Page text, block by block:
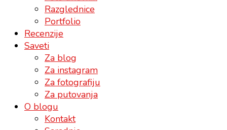
Razglednice
Portfolio
Recenzije
Saveti
Za blog
Za instagram
Za fotografiju
Za putovanja
O blogu
Kontakt